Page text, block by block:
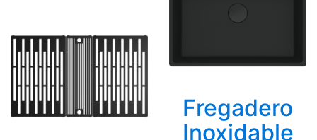
Fregadero
Inoxidable